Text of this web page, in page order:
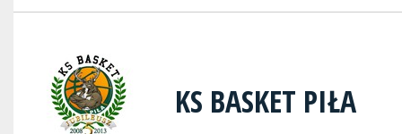
KS BASKET PIŁA